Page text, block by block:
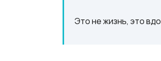
Это не жизнь, это